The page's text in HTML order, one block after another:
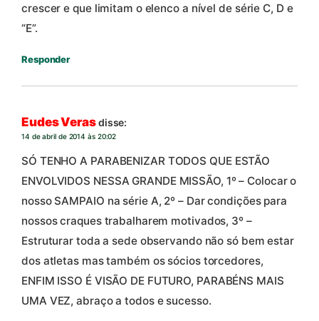
crescer e que limitam o elenco a nível de série C, D e
“E”.
Responder
Eudes Verasdisse:
14 de abril de 2014 às 20:02
SÓ TENHO A PARABENIZAR TODOS QUE ESTÃO
ENVOLVIDOS NESSA GRANDE MISSÃO, 1º – Colocar o
nosso SAMPAIO na série A, 2º – Dar condições para
nossos craques trabalharem motivados, 3º –
Estruturar toda a sede observando não só bem estar
dos atletas mas também os sócios torcedores,
ENFIM ISSO É VISÃO DE FUTURO, PARABÉNS MAIS
UMA VEZ, abraço a todos e sucesso.